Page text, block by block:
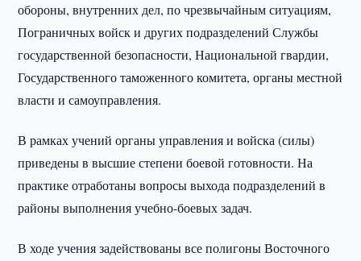
обороны, внутренних дел, по чрезвычайным ситуациям,
Пограничных войск и других подразделений Службы
государственной безопасности, Национальной гвардии,
Государственного таможенного комитета, органы местной
власти и самоуправления.
В рамках учений органы управления и войска (силы)
приведены в высшие степени боевой готовности. На
практике отработаны вопросы выхода подразделений в
районы выполнения учебно-боевых задач.
В ходе учения задействованы все полигоны Восточного